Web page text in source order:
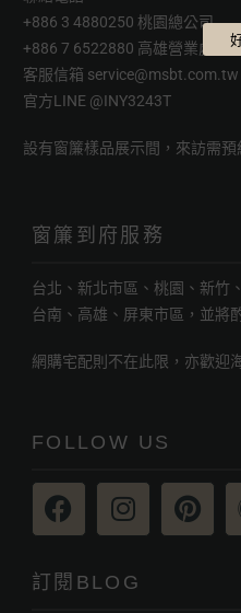
+886 3 4880250 桃園總公司
+886 7 6522880 高雄營業處
客服信箱 service@msbt.com.tw
官方LINE @INY3243T
設有窗簾樣品展示間，來訪需預
窗簾到府服務
台北、新北市區、桃園、新竹
台南、高雄、屏東市區，並將
網購宅配則不在此限，亦歡迎
FOLLOW US
訂閱BLOG